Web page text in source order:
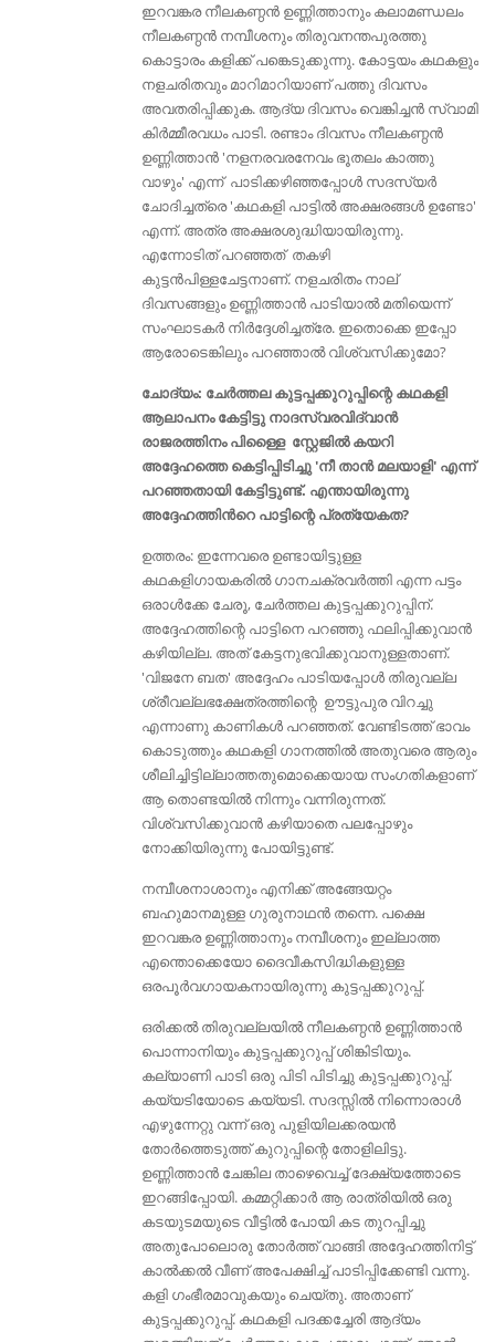
ഇറവങ്കര നീലകണ്ഠന്‍ ഉണ്ണിത്താനും കലാമണ്ഡലം
നീലകണ്ഠന്‍ നമ്പീശനും തിരുവനന്തപുരത്തു
കൊട്ടാരം കളിക്ക് പങ്കെടുക്കുന്നു. കോട്ടയം കഥകളും
നളചരിതവും മാറിമാറിയാണ് പത്തു ദിവസം
അവതരിപ്പിക്കുക. ആദ്യ ദിവസം വെങ്കിച്ചന്‍ സ്വാമി
കിർമ്മീരവധം പാടി. രണ്ടാം ദിവസം നീലകണ്ഠന്‍
ഉണ്ണിത്താന്‍ 'നളനരവരനേവം ഭൂതലം കാത്തു
വാഴും' എന്ന് പാടിക്കഴിഞ്ഞപ്പോള്‍ സദസ്യര്‍
ചോദിച്ചത്രെ 'കഥകളി പാട്ടില്‍ അക്ഷരങ്ങള്‍ ഉണ്ടോ'
എന്ന്. അത്ര അക്ഷരശുദ്ധിയായിരുന്നു.
എന്നോടിത് പറഞ്ഞത് തകഴി
കുട്ടന്‍പിള്ളചേട്ടനാണ്. നളചരിതം നാല്
ദിവസങ്ങളും ഉണ്ണിത്താന്‍ പാടിയാല്‍ മതിയെന്ന്
സംഘാടകര്‍ നിര്‍ദ്ദേശിച്ചത്രേ. ഇതൊക്കെ ഇപ്പോ
ആരോടെങ്കിലും പറഞ്ഞാല്‍ വിശ്വസിക്കുമോ?
ചോദ്യം: ചേര്‍ത്തല കുട്ടപ്പക്കുറുപ്പിന്റെ കഥകളി
ആലാപനം കേട്ടിട്ടു നാദസ്വരവിദ്വാൻ
രാജരത്തിനം പിള്ളൈ സ്റ്റേജിൽ കയറി
അദ്ദേഹത്തെ കെട്ടിപ്പിടിച്ചു 'നീ താൻ മലയാളി' എന്ന്
പറഞ്ഞതായി കേട്ടിട്ടുണ്ട്. എന്തായിരുന്നു
അദ്ദേഹത്തിൻറെ പാട്ടിന്റെ പ്രത്യേകത?
ഉത്തരം: ഇന്നേവരെ ഉണ്ടായിട്ടുള്ള
കഥകളിഗായകരിൽ ഗാനചക്രവര്‍ത്തി എന്ന പട്ടം
ഒരാള്‍ക്കേ ചേരൂ, ചേര്‍ത്തല കുട്ടപ്പക്കുറുപ്പിന്.
അദ്ദേഹത്തിന്റെ പാട്ടിനെ പറഞ്ഞു ഫലിപ്പിക്കുവാന്‍
കഴിയില്ല. അത് കേട്ടനുഭവിക്കുവാനുള്ളതാണ്.
'വിജനേ ബത' അദ്ദേഹം പാടിയപ്പോള്‍ തിരുവല്ല
ശ്രീവല്ലഭക്ഷേത്രത്തിന്റെ ഊട്ടുപുര വിറച്ചു
എന്നാണു കാണികള്‍ പറഞ്ഞത്. വേണ്ടിടത്ത് ഭാവം
കൊടുത്തും കഥകളി ഗാനത്തില്‍ അതുവരെ ആരും
ശീലിച്ചിട്ടില്ലാത്തതുമൊക്കെയായ സംഗതികളാണ്
ആ തൊണ്ടയില്‍ നിന്നും വന്നിരുന്നത്.
വിശ്വസിക്കുവാന്‍ കഴിയാതെ പലപ്പോഴും
നോക്കിയിരുന്നു പോയിട്ടുണ്ട്.
നമ്പീശനാശാനും എനിക്ക് അങ്ങേയറ്റം
ബഹുമാനമുള്ള ഗുരുനാഥന്‍ തന്നെ. പക്ഷെ
ഇറവങ്കര ഉണ്ണിത്താനും നമ്പീശനും ഇല്ലാത്ത
എന്തൊക്കെയോ ദൈവീകസിദ്ധികളുള്ള
ഒരപൂര്‍വഗായകനായിരുന്നു കുട്ടപ്പക്കുറുപ്പ്.
ഒരിക്കല്‍ തിരുവല്ലയിൽ നീലകണ്ഠന്‍ ഉണ്ണിത്താന്‍
പൊന്നാനിയും കുട്ടപ്പക്കുറുപ്പ് ശിങ്കിടിയും.
കല്യാണി പാടി ഒരു പിടി പിടിച്ചു കുട്ടപ്പക്കുറുപ്പ്.
കയ്യടിയോടെ കയ്യടി. സദസ്സില്‍ നിന്നൊരാള്‍
എഴുന്നേറ്റു വന്ന്‌ ഒരു പുളിയിലക്കരയന്‍
തോര്‍ത്തെടുത്ത് കുറുപ്പിന്റെ തോളിലിട്ടു.
ഉണ്ണിത്താന്‍ ചേങ്കില താഴെവെച്ച് ദേക്ഷ്യത്തോടെ
ഇറങ്ങിപ്പോയി. കമ്മറ്റിക്കാര്‍ ആ രാത്രിയില്‍ ഒരു
കടയുടമയുടെ വീട്ടില്‍ പോയി കട തുറപ്പിച്ചു
അതുപോലൊരു തോര്‍ത്ത് വാങ്ങി അദ്ദേഹത്തിനിട്ട്
കാല്‍ക്കല്‍ വീണ് അപേക്ഷിച്ച് പാടിപ്പിക്കേണ്ടി വന്നു.
കളി ഗംഭീരമാവുകയും ചെയ്തു. അതാണ്‌
കുട്ടപ്പക്കുറുപ്പ്. കഥകളി പദക്കച്ചേരി ആദ്യം